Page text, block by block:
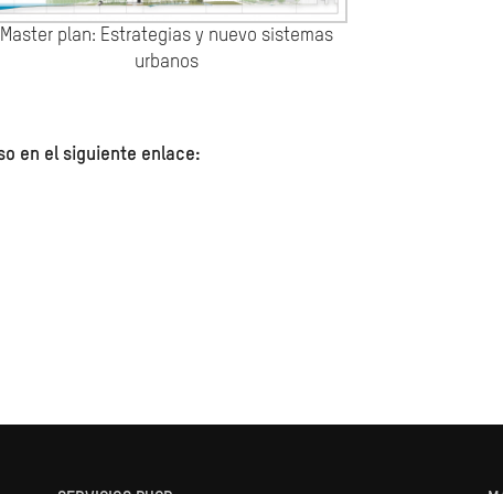
Master plan: Estrategias y nuevo sistemas
urbanos
en el siguiente enlace: